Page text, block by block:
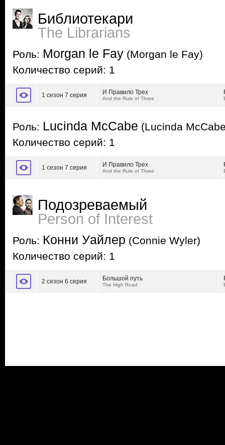
Библиотекари
The Librarians
Роль: Morgan le Fay (Morgan le Fay)
Количество серий: 1
1 сезон 7 серия И Правило Трех
And the Rule of Three
Роль: Lucinda McCabe (Lucinda
Количество серий: 1
1 сезон 7 серия И Правило Трех
And the Rule of Three
Подозреваемый
Person of Interest
Роль: Конни Уайлер (Connie Wyler)
Количество серий: 1
2 сезон 6 серия Большой путь
The High Road